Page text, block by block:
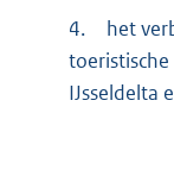
4.
het
IJsseldelta